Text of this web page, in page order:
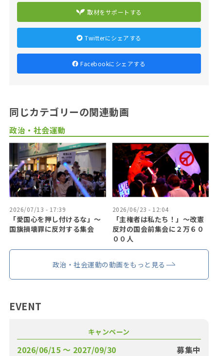
取材をサポートする
Twitterにシェアする
Facebookにシェアする
同じカテゴリーの関連動画
政治・社会運動
2026/07/13 - 17:39
「愛国心を押し付けるな」〜
国旗損壊罪に反対する集会
2026/06/23 - 12:04
「主権者は私たち！」〜改憲
反対の国会前集会に２万６０
００人
政治・社会運動の動画をもっと見る
EVENT
キャンペーン
2026/06/15 〜 2027/09/30
募集中